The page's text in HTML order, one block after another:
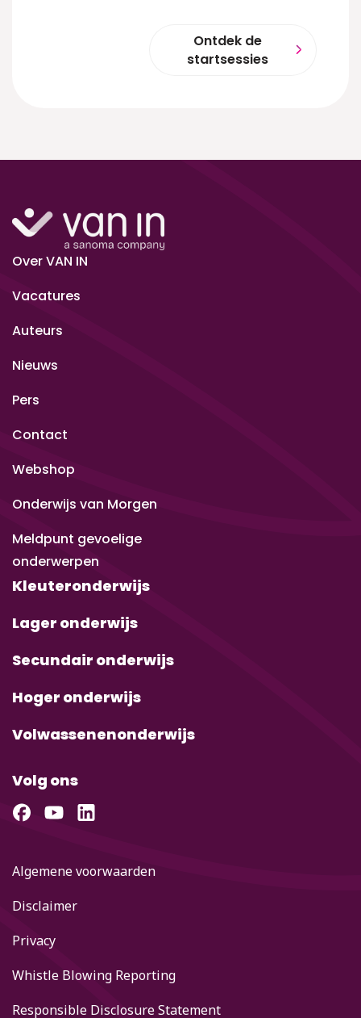
Ontdek de
startsessies
Over VAN IN
Vacatures
Auteurs
Nieuws
Pers
Contact
Webshop
Onderwijs van Morgen
Meldpunt gevoelige
onderwerpen
Kleuteronderwijs
Lager onderwijs
Secundair onderwijs
Hoger onderwijs
Volwassenenonderwijs
Volg ons
Algemene voorwaarden
Disclaimer
Privacy
Whistle Blowing Reporting
Responsible Disclosure Statement